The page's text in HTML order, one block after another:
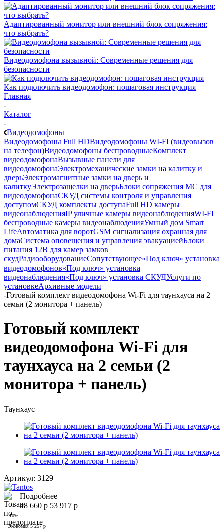
Адаптированный монитор или внешний блок сопряжения:
что выбрать?
Видеодомофона вызывной: Современные решения для
безопасности
Как подключить видеодомофон: пошаговая инструкция
Главная
-
Каталог
-
Видеодомофоны
Видеодомофоны Full HDВидеодомофоны WI-FI (видеовызов
на телефон)Видеодомофоны беспроводныеКомплект
видеодомофонаВызывные панели для
видеодомофонаЭлектромеханические замки на калитку и
дверьЭлектромагнитные замки на дверь и
калиткуЭлектрозащелки на дверьБлоки сопряжения МС для
видеодомофонаСКУД системы контроля и управления
доступомСКУД комплекты доступаFull HD камеры
видеонаблюденияIP уличные камеры видеонаблюденияWI-FI
беспроводные камеры видеонаблюденияУмный дом Smart
LifeАвтоматика для воротGSM сигнализация охранная для
домаCистема оповещения и управления эвакуациейБлоки
питания 12В для камер замков
скудРадиооборудованиеСопутствующее«Под ключ» установка
видеодомофонов«Под ключ» установка
видеонаблюдения«Под ключ» установка СКУДУслуги по
установкеАрхивные модели
-Готовый комплект видеодомофона Wi-Fi для таунхауса на 2
семьи (2 монитора + панель)
Готовый комплект
видеодомофона Wi-Fi для
таунхауса на 2 семьи (2
монитора + панель)
Таунхаус
Артикул: 3129
Подробнее
48 660 р 53 917 р
-10%
Экономия5 257р